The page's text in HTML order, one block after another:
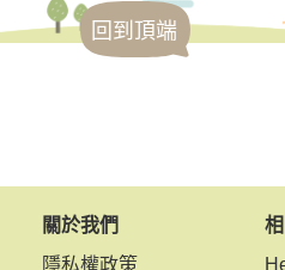
回到頂端
關於我們
隱私權政策